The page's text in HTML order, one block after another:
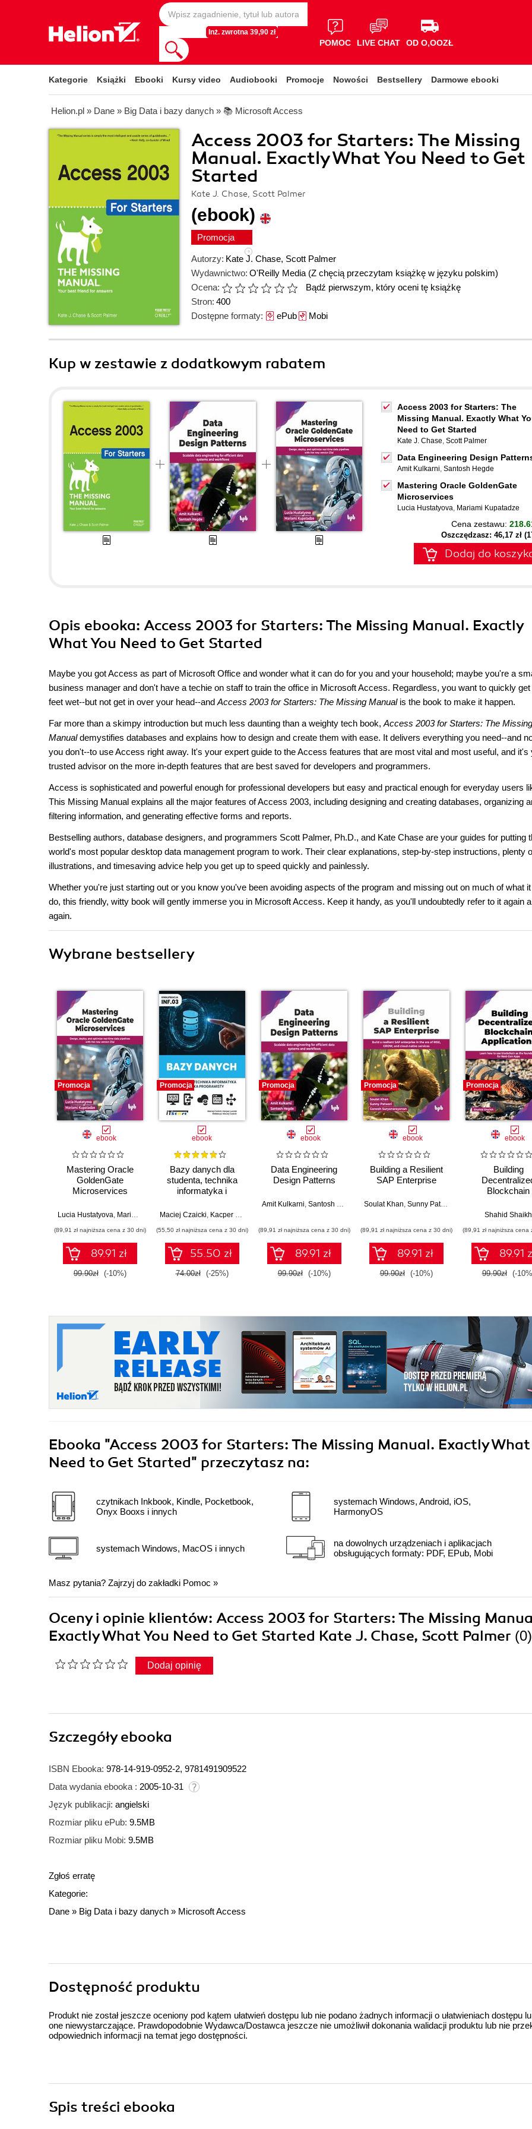
Inż. zwrotna 39,90 zł
POMOC LIVE CHAT OD O,OOZŁ
Kategorie Książki Ebooki Kursy video Audiobooki Promocje Nowości Bestsellery Darmowe ebooki
Helion.pl » Dane » Big Data i bazy danych » 📚 Microsoft Access
Access 2003 for Starters: The Missing
Manual. Exactly What You Need to Get
Started
Kate J. Chase, Scott Palmer
(ebook)
Promocja
Autorzy: Kate J. Chase, Scott Palmer
Wydawnictwo: O'Reilly Media (Z chęcią przeczytam książkę w języku polskim)
Ocena:
Bądź pierwszym, który oceni tę książkę
Stron: 400
Dostępne formaty: ePubMobi
Kup w zestawie z dodatkowym rabatem
Access 2003 for Starters: The
Missing Manual. Exactly What
Need to Get Started
Kate J. Chase, Scott Palmer
Data Engineering Design
Amit Kulkarni, Santosh Hegde
Mastering Oracle GoldenGate
Microservices
Lucia Hustatyova, Mariami Kupatadze
Cena zestawu:
Oszczędzasz: 46,17 zł
Dodaj do
Opis ebooka: Access 2003 for Starters: The Missing Manual. Exactly
What You Need to Get Started
Maybe you got Access as part of Microsoft Office and wonder what it can do for you and your household; maybe you're a
business manager and don't have a techie on staff to train the office in Microsoft Access. Regardless, you want to quickly
feet wet--but not get in over your head--and Access 2003 for Starters: The Missing Manualis the book to make it happen.
Far more than a skimpy introduction but much less daunting than a weighty tech book, Access 2003 for Starters: The Missing
Manualdemystifies databases and explains how to design and create them with ease. It delivers everything you need--and
you don't--to use Access right away. It's your expert guide to the Access features that are most vital and most useful, and it's
trusted advisor on the more in-depth features that are best saved for developers and programmers.
Access is sophisticated and powerful enough for professional developers but easy and practical enough for everyday users
This Missing Manual explains all the major features of Access 2003, including designing and creating databases, organizing
filtering information, and generating effective forms and reports.
Bestselling authors, database designers, and programmers Scott Palmer, Ph.D., and Kate Chase are your guides for putting
world's most popular desktop data management program to work. Their clear explanations, step-by-step instructions, plenty
illustrations, and timesaving advice help you get up to speed quickly and painlessly.
Whether you're just starting out or you know you've been avoiding aspects of the program and missing out on much of what
do, this friendly, witty book will gently immerse you in Microsoft Access. Keep it handy, as you'll undoubtedly refer to it again
again.
Wybrane bestsellery
Promocja
ebook
Mastering Oracle
GoldenGate
Microservices
Lucia Hustatyova, Mariami Kupatadze
(89,91 zł najniższa cena z 30 dni)
89.91 zł
99.90zł (-10%)
Promocja
ebook
Bazy danych dla
studenta, technika
informatyka i
Maciej Czaicki, Kacper Łuczak
(55,50 zł najniższa cena z 30 dni)
55.50 zł
74.00zł (-25%)
Promocja
ebook
Data Engineering
Design Patterns
Amit Kulkarni, Santosh Hegde
(89,91 zł najniższa cena z 30 dni)
89.91 zł
99.90zł (-10%)
Promocja
ebook
Building a Resilient
SAP Enterprise
Soulat Khan, Sunny Patwari
(89,91 zł najniższa cena z 30 dni)
89.91 zł
99.90zł (-10%)
Promocja
ebook
Building
Blockchain
Edition
Shahid Shaikh
(89,91 zł najniższa cena
89.91
99.90zł (-
Ebooka "Access 2003 for Starters: The Missing Manual. Exactly What
Need to Get Started" przeczytasz na:
czytnikach Inkbook, Kindle, Pocketbook,
Onyx Booxs i innych
systemach Windows, MacOS i innych
systemach Windows, Android, iOS,
HarmonyOS
na dowolnych urządzeniach i aplikacjach
obsługujących formaty: PDF, EPub, Mobi
Masz pytania? Zajrzyj do zakładki Pomoc »
Oceny i opinie klientów: Access 2003 for Starters: The Missing
Exactly What You Need to Get Started Kate J. Chase, Scott Palmer
Dodaj opinię
Szczegółyebooka
ISBN Ebooka: 978-14-919-0952-2, 9781491909522
Data wydania ebooka : 2005-10-31
Język publikacji: angielski
Rozmiar pliku ePub: 9.5MB
Rozmiar pliku Mobi: 9.5MB
Zgłoś erratę
Kategorie:
Dane » Big Data i bazy danych » Microsoft Access
Dostępność produktu
Produkt nie został jeszcze oceniony pod kątem ułatwień dostępu lub nie podano żadnych informacji o ułatwieniach dostępu
one niewystarczające. Prawdopodobnie Wydawca/Dostawca jeszcze nie umożliwił dokonania walidacji produktu lub nie
odpowiednich informacji na temat jego dostępności.
Spis treści ebooka